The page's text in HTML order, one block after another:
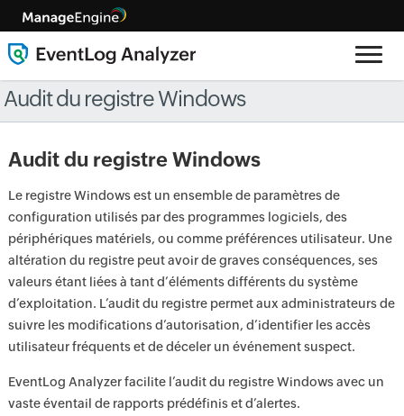
Audit du registre Windows
Audit du registre Windows
Le registre Windows est un ensemble de paramètres de
configuration utilisés par des programmes logiciels, des
périphériques matériels, ou comme préférences utilisateur. Une
altération du registre peut avoir de graves conséquences, ses
valeurs étant liées à tant d’éléments différents du système
d’exploitation. L’audit du registre permet aux administrateurs de
suivre les modifications d’autorisation, d’identifier les accès
utilisateur fréquents et de déceler un événement suspect.
EventLog Analyzer facilite l’audit du registre Windows avec un
vaste éventail de rapports prédéfinis et d’alertes.